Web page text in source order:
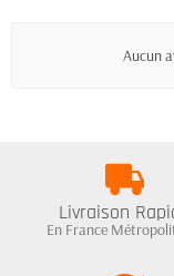
Aucun
Livraison
En France